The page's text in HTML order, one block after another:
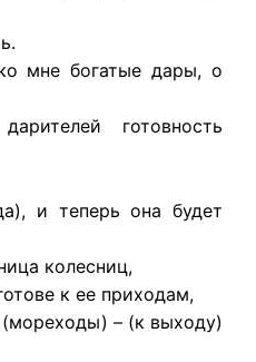
мне богатые дары, о
готовность
и теперь она будет
колесниц,
к ее приходам,
– (к выходу)